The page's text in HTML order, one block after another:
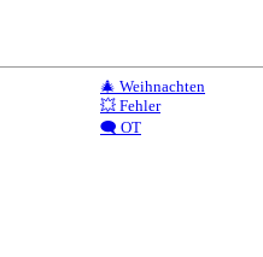
🎄 Weihnachten
💥 Fehler
🗨️ OT